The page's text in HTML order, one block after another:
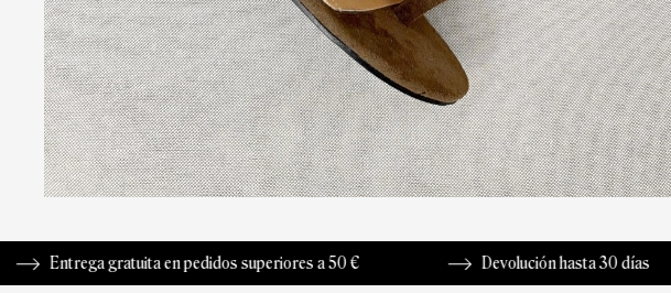
en pedidos superiores a 50 € Devolución hasta 30 días